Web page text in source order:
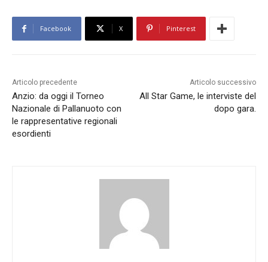
Facebook X Pinterest
Articolo precedente
Anzio: da oggi il Torneo
Nazionale di Pallanuoto con
le rappresentative regionali
esordienti
Articolo successivo
All Star Game, le interviste del
dopo gara.